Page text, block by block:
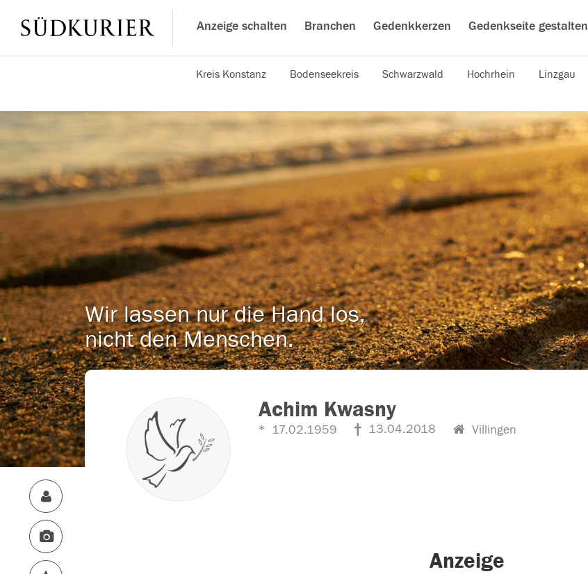
Anzeige schalten Branchen Gedenkkerzen Gedenkseite gestalten
Kreis Konstanz Bodenseekreis Schwarzwald Hochrhein Linzgau
Wir lassen nur die Hand los,
nicht den Menschen.
Achim Kwasny
17.02.1959 13.04.2018 Villingen
Anzeige